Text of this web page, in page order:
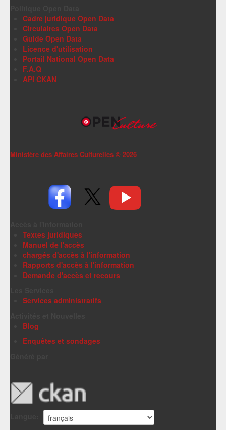
Cadre juridique Open Data
Circulaires Open Data
Guide Open Data
Licence d'utilisation
Portail National Open Data
F.A.Q
API CKAN
Ministère des Affaires Culturelles © 2026
Textes juridiques
Manuel de l'accès
chargés d'accès à l'information
Rapports d'accès à l'information
Demande d'accès et recours
Services administratifs
Blog
Enquêtes et sondages